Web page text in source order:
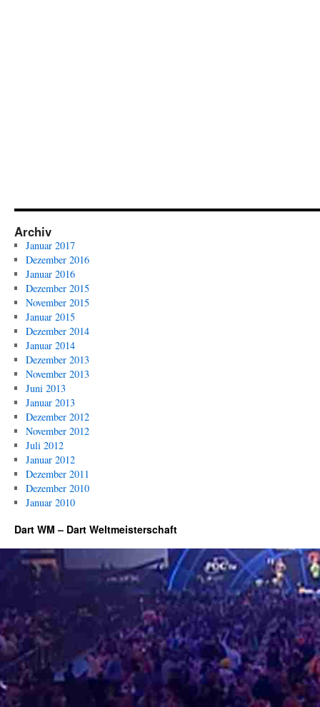
Archiv
Januar 2017
Dezember 2016
Januar 2016
Dezember 2015
November 2015
Januar 2015
Dezember 2014
Januar 2014
Dezember 2013
November 2013
Juni 2013
Januar 2013
Dezember 2012
November 2012
Juli 2012
Januar 2012
Dezember 2011
Dezember 2010
Januar 2010
Dart WM – Dart Weltmeisterschaft